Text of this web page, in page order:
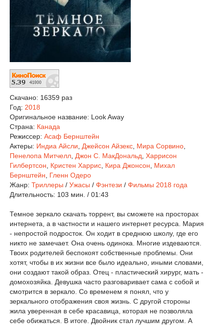
Скачано: 16359 раз
Год: 2018
Оригинальное название: Look Away
Страна: Канада
Режиссер: Асаф Бернштейн
Актеры: Индиа Айсли Джейсон Айзекс Мира Сорвино
Пенелопа Митчелл Джон С. МакДональд Харрисон
Гилбертсон
Кристен Харрис Кира Джонсон
Михал
Бернштейн
Гленн Одеро
Жанр: Триллеры / Ужасы / Фэнтези / Фильмы 2018 года
Длительность: 103 мин. / 01:43
Темное зеркало скачать торрент, вы сможете на просторах
интернета, а в частности и нашего интернет ресурса. Мария
- непростой подросток. Он ходит в среднюю школу, где его
никто не замечает. Она очень одинока. Многие издеваются.
Твоих родителей беспокоят собственные проблемы. Они
хотят, чтобы в их жизни все было идеально, иными словами,
они создают такой образ. Отец - пластический хирург, мать -
домохозяйка. Девушка часто разговаривает сама с собой и
смотрится в зеркало. Со временем я понял, что у
зеркального отображения своя жизнь. С другой стороны
жила уверенная в себе красавица, которая не позволяла
себе обижаться. В итоге. Двойник стал лучшим другом. А